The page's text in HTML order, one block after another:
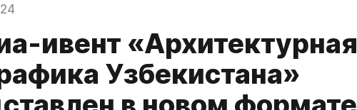
ивент «Архитектурная
Узбекистана»